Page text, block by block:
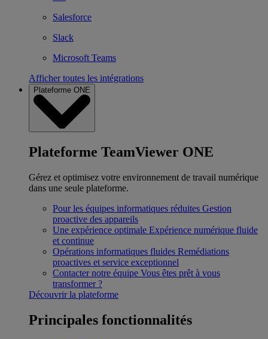
Salesforce
Slack
Microsoft Teams
Afficher toutes les intégrations
Plateforme ONE
Plateforme TeamViewer ONE
Gérez et optimisez votre environnement de travail numérique
dans une seule plateforme.
Pour les équipes informatiques réduites Gestion
proactive des appareils
Une expérience optimale Expérience numérique fluide
et continue
Opérations informatiques fluides Remédiations
proactives et service exceptionnel
Contacter notre équipe Vous êtes prêt à vous
transformer ?
Découvrir la plateforme
Principales fonctionnalités